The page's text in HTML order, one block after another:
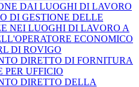
DAI LUOGHI DI LAVORO
DI GESTIONE DELLE
NEI LUOGHI DI LAVORO A
ECONOMICO
DI ROVIGO
DIRETTO DI FORNITURA
PER UFFICIO
DIRETTO DELLA